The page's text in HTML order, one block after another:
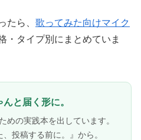
たら、 歌ってみた向けマイク
・タイプ別にまとめていま
と届く形に。
めの実践本を出しています。
投稿する前に。』から。